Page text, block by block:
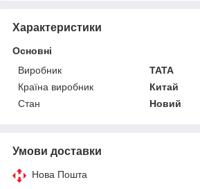
Характеристики
Основні
Виробник
TATA
Країна виробник
Китай
Стан
Новий
Умови доставки
Нова Пошта